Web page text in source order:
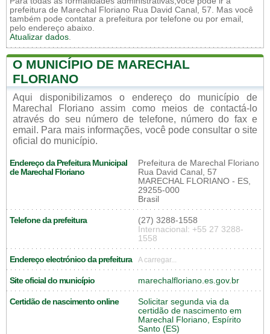
prefeitura de Marechal Floriano Rua David Canal, 57. Mas você
também pode contatar a prefeitura por telefone ou por email,
pelo endereço abaixo.
Atualizar dados.
O MUNICÍPIO DE MARECHAL
FLORIANO
Aqui disponibilizamos o endereço do município de
Marechal Floriano assim como meios de contactá-lo
através do seu número de telefone, número do fax e
email. Para mais informações, você pode consultar o site
oficial do município.
Endereço da Prefeitura Municipal
de Marechal Floriano
Prefeitura de Marechal Floriano
Rua David Canal, 57
MARECHAL FLORIANO - ES,
29255-000
Brasil
Telefone da prefeitura
(27) 3288-1558
Internacional: +55 27 3288-
1558
Endereço electrónico da prefeitura A carregar...
Site oficial do município marechalfloriano.es.gov.br
Certidão de nascimento online
Solicitar segunda via da
certidão de nascimento em
Marechal Floriano, Espírito
Santo (ES)